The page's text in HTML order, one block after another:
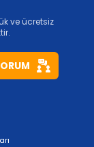
ve ücretsiz